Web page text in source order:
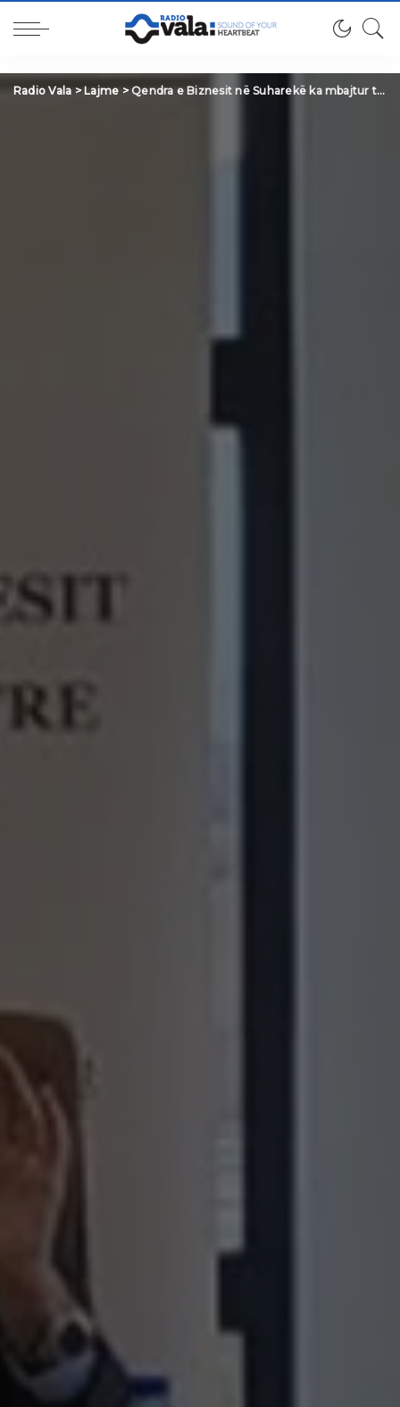
Radio Vala >Lajme >Qendra e Biznesit në Suharekë ka mbajtur takimin e rregullt për vitin 2025